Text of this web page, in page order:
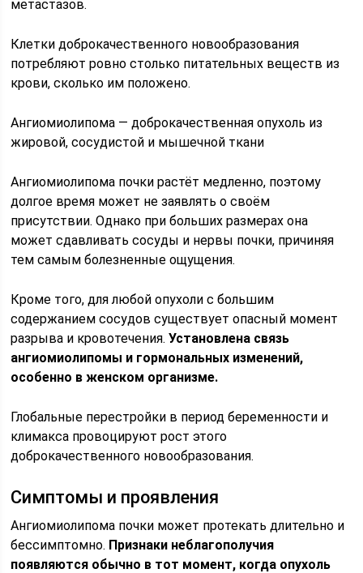
метастазов.
Клетки доброкачественного новообразования
потребляют ровно столько питательных веществ из
крови, сколько им положено.
Ангиомиолипома — доброкачественная опухоль из
жировой, сосудистой и мышечной ткани
Ангиомиолипома почки растёт медленно, поэтому
долгое время может не заявлять о своём
присутствии. Однако при больших размерах она
может сдавливать сосуды и нервы почки, причиняя
тем самым болезненные ощущения.
Кроме того, для любой опухоли с большим
содержанием сосудов существует опасный момент
разрыва и кровотечения.Установлена связь
ангиомиолипомы и гормональных изменений,
особенно в женском организме.
Глобальные перестройки в период беременности и
климакса провоцируют рост этого
доброкачественного новообразования.
Симптомы и проявления
Ангиомиолипома почки может протекать длительно и
бессимптомно. Признаки неблагополучия
появляются обычно в тот момент, когда опухоль